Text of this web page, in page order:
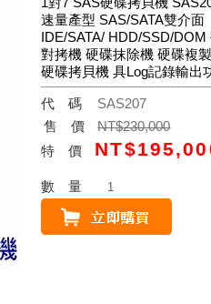
速量產型 SAS/SATA雙介面
IDE/SATA/ HDD/SSD/DOM
對拷機 硬碟抹除機 硬碟複
硬碟拷貝機 具Log記錄輸出
代碼
SAS207
售價NT$230,000
特價 NT$
數量